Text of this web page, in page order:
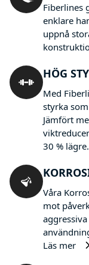
Fiberlines
enklare
uppnå
HÖG
Med
styrka
Jämfört
30 % lägre.
Våra
mot
Läs mer